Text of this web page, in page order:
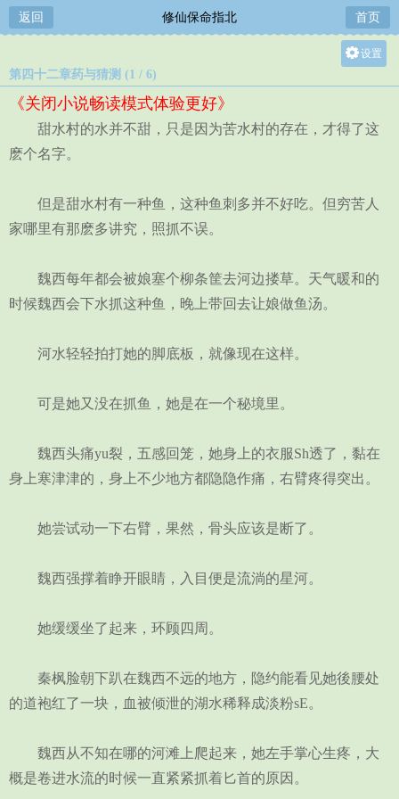
返回 修仙保命指北 首页
设置
中
第四十二章药与猜测 (1 / 6)
《关闭小说畅读模式体验更好》
甜水村的水并不甜，只是因为苦水村的存在，才得了这
麽个名字。
但是甜水村有一种鱼，这种鱼刺多并不好吃。但穷苦人
家哪里有那麽多讲究，照抓不误。
魏西每年都会被娘塞个柳条筐去河边搂草。天气暖和的
时候魏西会下水抓这种鱼，晚上带回去让娘做鱼汤。
河水轻轻拍打她的脚底板，就像现在这样。
可是她又没在抓鱼，她是在一个秘境里。
魏西头痛yu裂，五感回笼，她身上的衣服Sh透了，黏在
身上寒津津的，身上不少地方都隐隐作痛，右臂疼得突出。
她尝试动一下右臂，果然，骨头应该是断了。
魏西强撑着睁开眼睛，入目便是流淌的星河。
她缓缓坐了起来，环顾四周。
秦枫脸朝下趴在魏西不远的地方，隐约能看见她後腰处
的道袍红了一块，血被倾泄的湖水稀释成淡粉sE。
魏西从不知在哪的河滩上爬起来，她左手掌心生疼，大
概是卷进水流的时候一直紧紧抓着匕首的原因。